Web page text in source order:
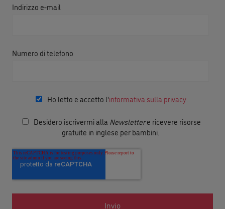
Indirizzo e-mail
Numero di telefono
Ho letto e accetto l'informativa sulla privacy.
Desidero iscrivermi alla Newslettere ricevere risorse
gratuite in inglese per bambini.